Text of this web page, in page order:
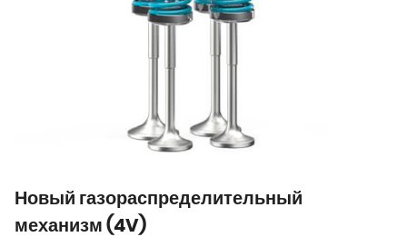
Новый газораспределительный
механизм (4V)